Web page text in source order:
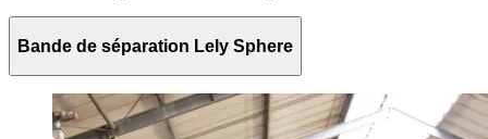
Bande de séparation Lely Sphere